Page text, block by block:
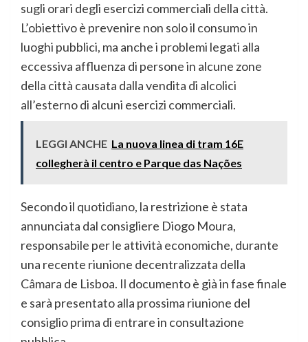
sugli orari degli esercizi commerciali della città.
L’obiettivo è prevenire non solo il consumo in
luoghi pubblici, ma anche i problemi legati alla
eccessiva affluenza di persone in alcune zone
della città causata dalla vendita di alcolici
all’esterno di alcuni esercizi commerciali.
LEGGI ANCHE La nuova linea di tram 16E
collegherà il centro e Parque das Nações
Secondo il quotidiano, la restrizione è stata
annunciata dal consigliere Diogo Moura,
responsabile per le attività economiche, durante
una recente riunione decentralizzata della
Câmara de Lisboa. Il documento è già in fase finale
e sarà presentato alla prossima riunione del
consiglio prima di entrare in consultazione